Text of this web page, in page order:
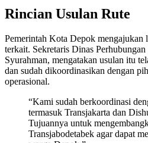
Rincian Usulan Rute
Pemerintah Kota Depok mengajukan
terkait. Sekretaris Dinas
Syurahman, mengatakan usulan itu
dan sudah dikoordinasikan dengan
operasional.
“Kami sudah berkoordinasi
termasuk Transjakarta dan
Tujuannya untuk
Transjabodetabek agar dapat